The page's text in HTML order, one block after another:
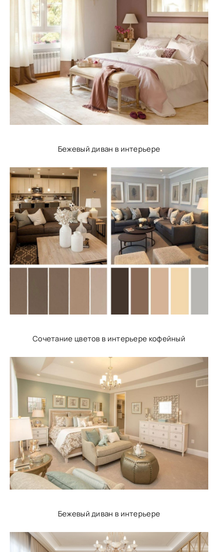
Бежевый диван в интерьере
Сочетание цветов в интерьере кофейный
Бежевый диван в интерьере